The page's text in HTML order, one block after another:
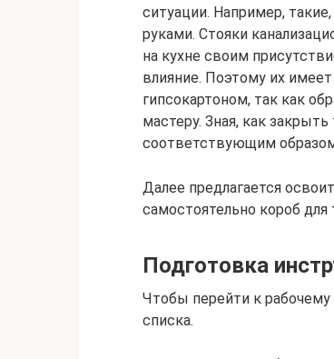
ситуации. Например,
руками. Стояки
на кухне своим
влияние. Поэтому их
гипсокартоном, так как
мастеру. Зная, как
соответствующим
Далее предлагается
самостоятельно короб для
Подготовка
Чтобы перейти к рабочему
списка.